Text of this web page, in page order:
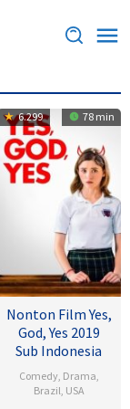
6.299 78 min
Nonton Film Yes,
God, Yes 2019
Sub Indonesia
Comedy, Drama
Brazil USA